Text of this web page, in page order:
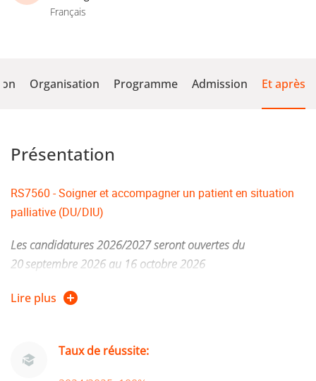
Français
Organisation Programme Admission Et après
Présentation
RS7560 - Soigner et accompagner un patient en situation
palliative (DU/DIU)
Les candidatures 2026/2027 seront ouvertes du
20septembre 2026 au 16 octobre 2026
CANDIDATER
préalable le DU Bases en Soins Palliatifs.
Lire plus
Taux de réussite: